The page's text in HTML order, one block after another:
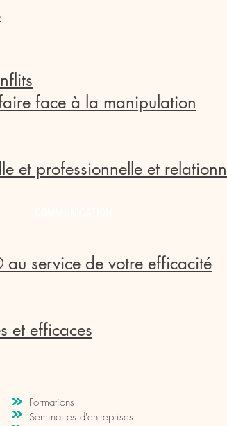
face à la manipulation
et professionnelle et
service de votre efficacité
et efficaces
Formations
Séminaires d'entreprises